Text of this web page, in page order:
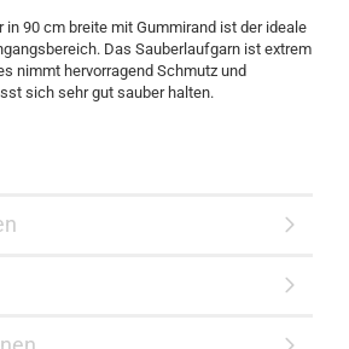
90 cm breite mit Gummirand ist der ideale
Das Sauberlaufgarn ist extrem
nimmt hervorragend Schmutz und
sich sehr gut sauber halten.